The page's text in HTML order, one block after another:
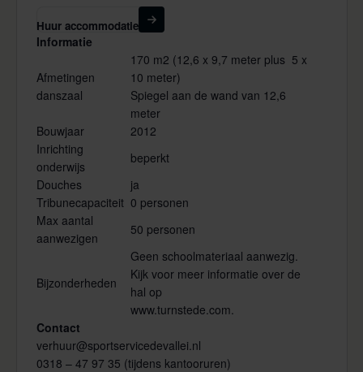
Huur accommodatie
Informatie
Afmetingen
danszaal
170 m2 (12,6 x 9,7 meter plus 5 x
10 meter)
Spiegel aan de wand van 12,6
meter
Bouwjaar
2012
Inrichting
onderwijs
beperkt
Douches
ja
Tribunecapaciteit 0 personen
Max aantal
aanwezigen
50 personen
Bijzonderheden
Geen schoolmateriaal aanwezig.
Kijk voor meer informatie over de
hal op
www.turnstede.com
Contact
verhuur@sportservicedevallei.nl
0318 – 47 97 35 (tijdens kantooruren)